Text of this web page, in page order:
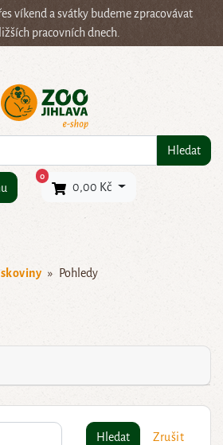
víkend a svátky budeme zpracovávat
pracovních dnech.
Hledat
0×
0,00 Kč
Pohledy
Hledat Zrušit